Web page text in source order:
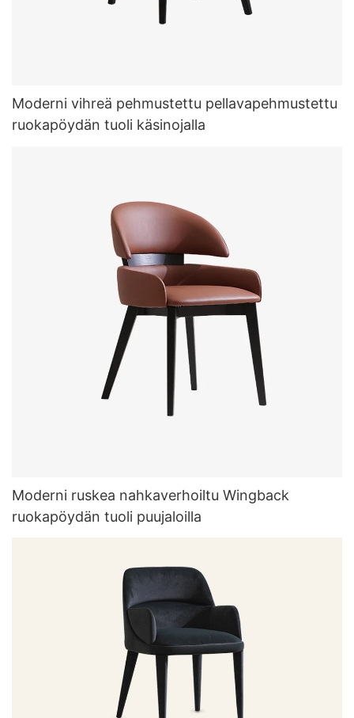
Moderni vihreä pehmustettu pellavapehmustettu
ruokapöydän tuoli käsinojalla
Moderni ruskea nahkaverhoiltu Wingback
ruokapöydän tuoli puujaloilla